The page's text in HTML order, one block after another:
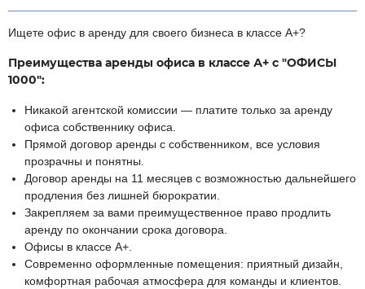
Ищете офис в аренду для своего бизнеса в классе А+?
Преимущества аренды офиса в классе А+ с "ОФИСЫ
1000":
Никакой агентской комиссии — платите только за аренду
офиса собственнику офиса.
Прямой договор аренды с собственником, все условия
прозрачны и понятны.
Договор аренды на 11 месяцев с возможностью дальнейшего
продления без лишней бюрократии.
Закрепляем за вами преимущественное право продлить
аренду по окончании срока договора.
Офисы в классе А+.
Современно оформленные помещения: приятный дизайн,
комфортная рабочая атмосфера для команды и клиентов.